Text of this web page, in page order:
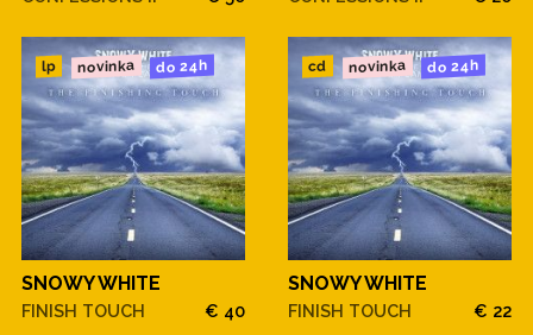
lp novinka do 24h
SNOWY WHITE
FINISH TOUCH € 40
cd novinka do 24h
SNOWY WHITE
FINISH TOUCH € 22